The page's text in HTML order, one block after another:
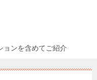
ョンを含めてご紹介